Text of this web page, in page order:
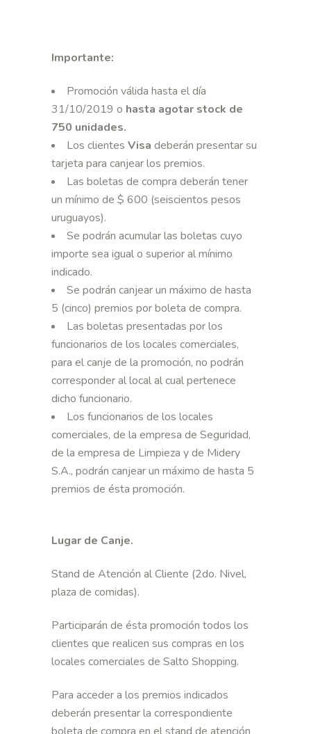
Importante:
Promoción válida hasta el día
31/10/2019 o hasta agotar stock de
750 unidades.
Los clientes Visa deberán presentar su
tarjeta para canjear los premios.
Las boletas de compra deberán tener
un mínimo de $ 600 (seiscientos pesos
uruguayos).
Se podrán acumular las boletas cuyo
importe sea igual o superior al mínimo
indicado.
Se podrán canjear un máximo de hasta
5 (cinco) premios por boleta de compra.
Las boletas presentadas por los
funcionarios de los locales comerciales,
para el canje de la promoción, no podrán
corresponder al local al cual pertenece
dicho funcionario.
Los funcionarios de los locales
comerciales, de la empresa de Seguridad,
de la empresa de Limpieza y de Midery
S.A., podrán canjear un máximo de hasta 5
premios de ésta promoción.
Lugar de Canje.
Stand de Atención al Cliente (2do. Nivel,
plaza de comidas).
Participarán de ésta promoción todos los
clientes que realicen sus compras en los
locales comerciales de Salto Shopping.
Para acceder a los premios indicados
deberán presentar la correspondiente